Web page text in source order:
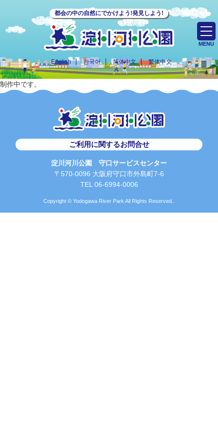
都会の中の自然にでかけよう!発見しよう!
English 한국어 简体中文 繁体中文
MENU
制作中です。
ご利用に関するお問合せ
淀川河川公園 守口サービスセンター
〒570-0096 大阪府守口市外島町7-6
TEL 06-6994-0006
Copyright © Yodogawa River Park All Rights Reserved..